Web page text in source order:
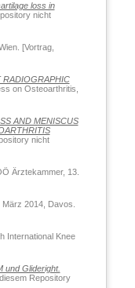
loss in
nicht
[Vortrag,
RADIOGRAPHIC
on Osteoarthritis,
AND MENISCUS
nicht
Ärztekammer, 13.
2014, Davos.
International Knee
und Glideright.
Repository